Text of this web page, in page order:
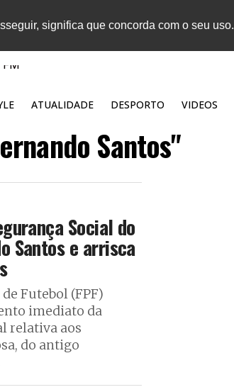
significa que concorda com o seu uso.
ATUALIDADE DESPORTO VIDEOS
Santos"
Social do
Santos e arrisca
Futebol (FPF)
imediato da
relativa aos
do antigo